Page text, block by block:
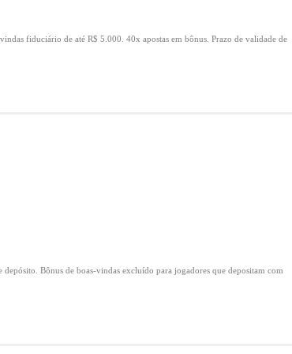
fiduciário de até R$ 5.000. 40x apostas em bônus. Prazo de validade de
depósito. Bônus de boas-vindas excluído para jogadores que depositam com